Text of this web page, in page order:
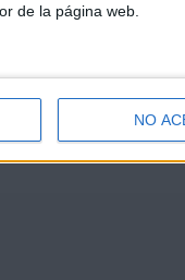
de la página web.
NO